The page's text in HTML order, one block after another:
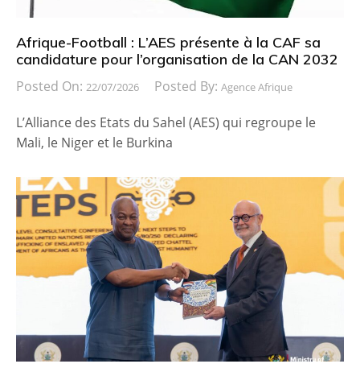
Afrique-Football : L’AES présente à la CAF sa
candidature pour l’organisation de la CAN 2032
Posted On: 22/07/2026 Posted By: Agence Afrique
L’Alliance des Etats du Sahel (AES) qui regroupe le
Mali, le Niger et le Burkina